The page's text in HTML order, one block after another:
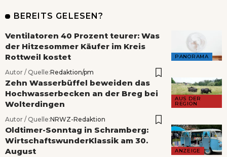
BEREITS GELESEN?
PANORAMA
Ventilatoren 40 Prozent teurer: Was
der Hitzesommer Käufer im Kreis
Rottweil kostet
Autor / Quelle:Redaktion/pm
AUS DER
REGION
Zehn Wasserbüffel beweiden das
Hochwasserbecken an der Breg bei
Wolterdingen
Autor / Quelle:NRWZ-Redaktion
ANZEIGE
Oldtimer-Sonntag in Schramberg:
WirtschaftswunderKlassik am 30.
August